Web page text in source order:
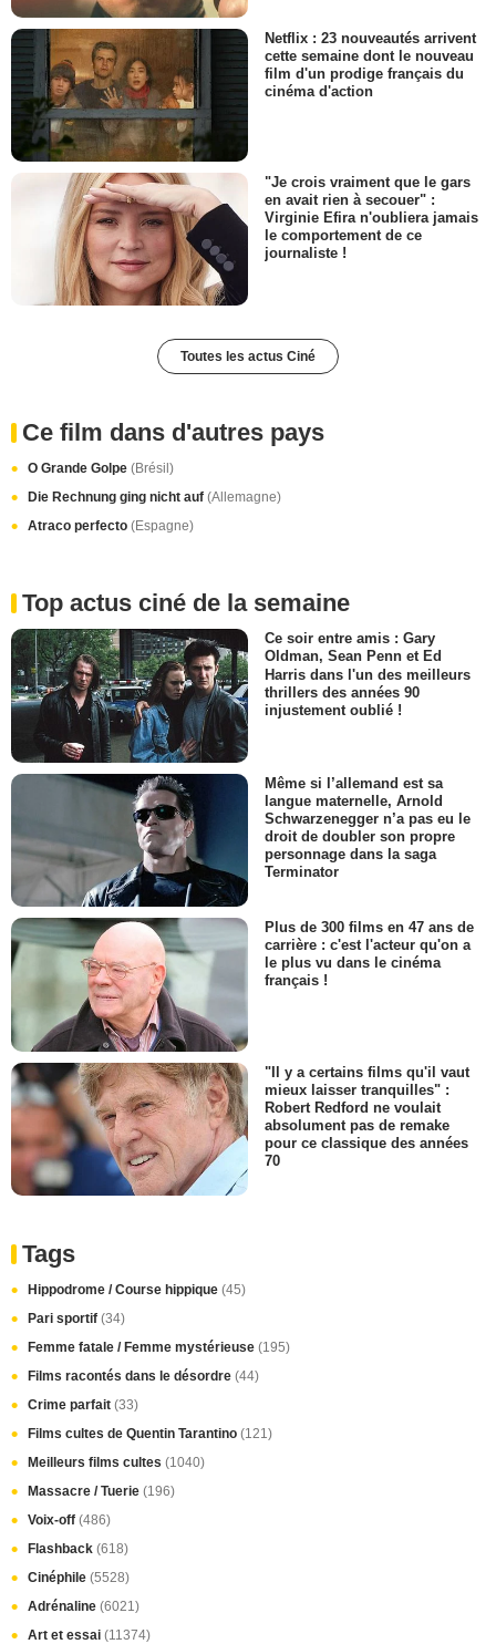
Netflix : 23 nouveautés arrivent
cette semaine dont le nouveau
film d'un prodige français du
cinéma d'action
"Je crois vraiment que le gars
en avait rien à secouer" :
Virginie Efira n'oubliera jamais
le comportement de ce
journaliste !
Toutes les actus Ciné
Ce film dans d'autres pays
O Grande Golpe (Brésil)
Die Rechnung ging nicht auf (Allemagne)
Atraco perfecto (Espagne)
Top actus ciné de la semaine
Ce soir entre amis : Gary
Oldman, Sean Penn et Ed
Harris dans l'un des meilleurs
thrillers des années 90
injustement oublié !
Même si l’allemand est sa
langue maternelle, Arnold
Schwarzenegger n’a pas eu le
droit de doubler son propre
personnage dans la saga
Terminator
Plus de 300 films en 47 ans de
carrière : c'est l'acteur qu'on a
le plus vu dans le cinéma
français !
"Il y a certains films qu'il vaut
mieux laisser tranquilles" :
Robert Redford ne voulait
absolument pas de remake
pour ce classique des années
70
Tags
Hippodrome / Course hippique (45)
Pari sportif (34)
Femme fatale / Femme mystérieuse (195)
Films racontés dans le désordre (44)
Crime parfait (33)
Films cultes de Quentin Tarantino (121)
Meilleurs films cultes (1040)
Massacre / Tuerie (196)
Voix-off (486)
Flashback (618)
Cinéphile (5528)
Adrénaline (6021)
Art et essai (11374)